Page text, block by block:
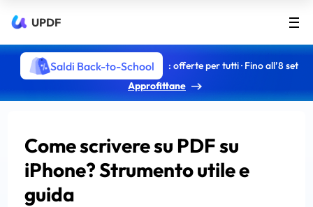
UPDF
Saldi Back-to-School
: offerte per tutti · Fino all’8 set
Approfittane
Come scrivere su PDF su
iPhone? Strumento utile e
guida